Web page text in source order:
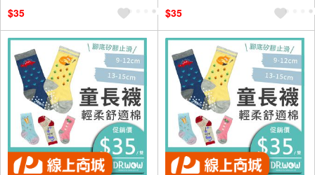
$35 $35